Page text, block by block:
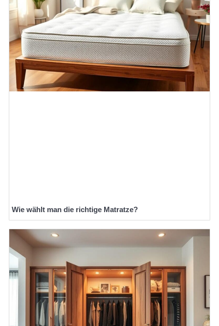
Wie wählt man die richtige Matratze?